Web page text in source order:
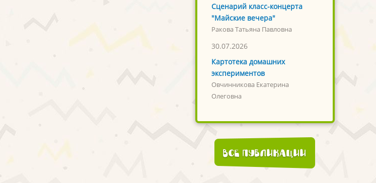
Сценарий класс-концерта
"Майские вечера"
Ракова Татьяна Павловна
30.07.2026
Картотека домашних
экспериментов
Овчинникова Екатерина
Олеговна
Все публикации